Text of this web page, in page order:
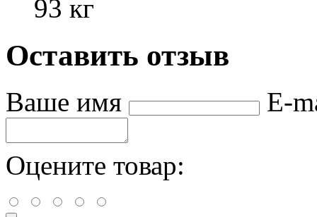
93 кг
Оставить отзыв
Ваше имя E-
Оцените товар: